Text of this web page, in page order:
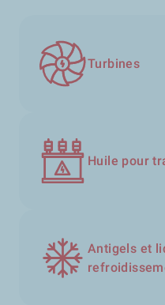
Turbines
Huile pour
Antigels et